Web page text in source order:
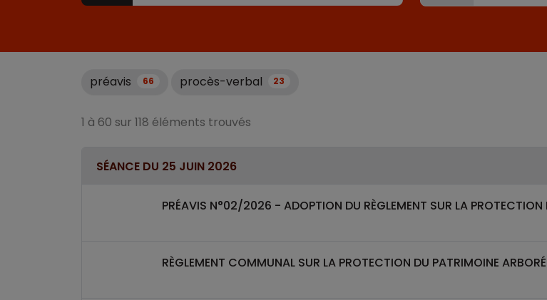
préavis 66 procès-verbal 23
1 à 60 sur 118 éléments trouvés
SÉANCE DU 25 JUIN 2026
PRÉAVIS N°02/2026 - ADOPTION DU RÈGLEMENT SUR LA PROTECTION
RÈGLEMENT COMMUNAL SUR LA PROTECTION DU PATRIMOINE ARBORÉ